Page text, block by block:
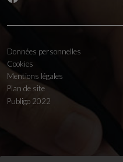
Données personnelles
Cookies
Mentions légales
Plan de site
Publigo 2022